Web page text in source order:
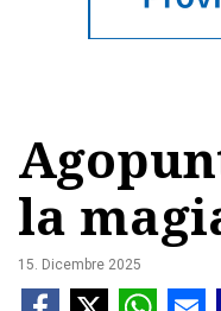
la
15. Dicembre 2025